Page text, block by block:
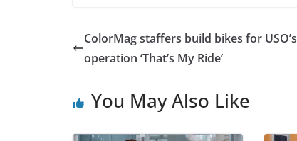
ColorMag staffers build bikes for USO’s
operation ‘That’s My Ride’
You May Also Like